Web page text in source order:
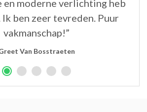
en moderne verlichting heb
Ik ben zeer tevreden. Puur
vakmanschap!”
Van Bosstraeten